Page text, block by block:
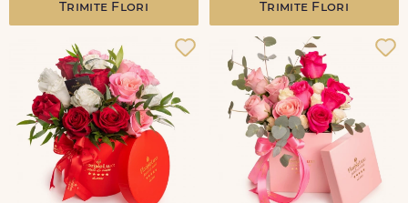
Trimite Flori Trimite Flori